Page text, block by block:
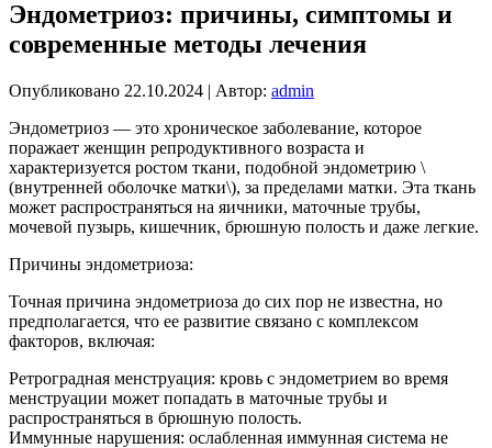
Эндометриоз: причины, симптомы и
современные методы лечения
Опубликовано 22.10.2024 | Автор: admin
Эндометриоз — это хроническое заболевание, которое
поражает женщин репродуктивного возраста и
характеризуется ростом ткани, подобной эндометрию \
(внутренней оболочке матки\), за пределами матки. Эта ткань
может распространяться на яичники, маточные трубы,
мочевой пузырь, кишечник, брюшную полость и даже легкие.
Причины эндометриоза:
Точная причина эндометриоза до сих пор не известна, но
предполагается, что ее развитие связано с комплексом
факторов, включая:
Ретроградная менструация: кровь с эндометрием во время
менструации может попадать в маточные трубы и
распространяться в брюшную полость.
Иммунные нарушения: ослабленная иммунная система не